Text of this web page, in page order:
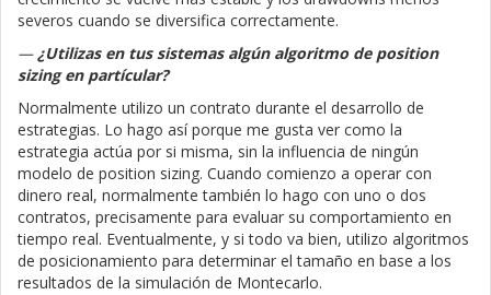
severos cuando se diversifica correctamente.
—¿Utilizas en tus sistemas algún algoritmo de position
sizing en partícular?
Normalmente utilizo un contrato durante el desarrollo de
estrategias. Lo hago así porque me gusta ver como la
estrategia actúa por si misma, sin la influencia de ningún
modelo de position sizing. Cuando comienzo a operar con
dinero real, normalmente también lo hago con uno o dos
contratos, precisamente para evaluar su comportamiento en
tiempo real. Eventualmente, y si todo va bien, utilizo algoritmos
de posicionamiento para determinar el tamaño en base a los
resultados de la simulación de Montecarlo.